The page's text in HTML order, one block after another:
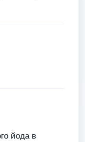
йода в